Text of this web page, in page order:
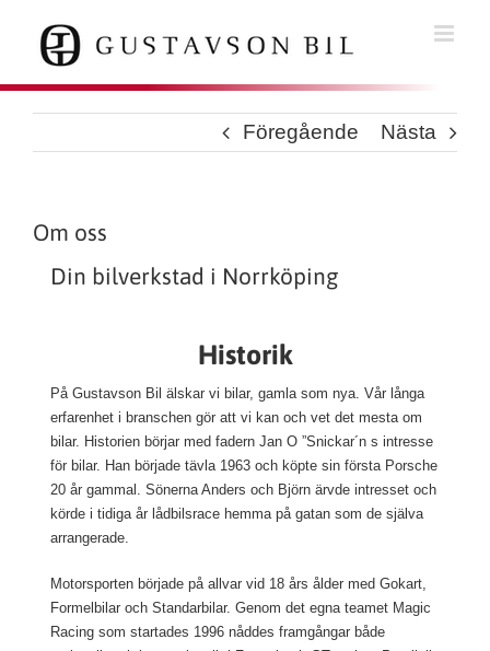
innehållet
Föregående Nästa
Om oss
Din bilverkstad i Norrköping
Historik
På Gustavson Bil älskar vi bilar, gamla som nya. Vår långa
erfarenhet i branschen gör att vi kan och vet det mesta om
bilar. Historien börjar med fadern Jan O ”Snickar´n s intresse
för bilar. Han började tävla 1963 och köpte sin första Porsche
20 år gammal. Sönerna Anders och Björn ärvde intresset och
körde i tidiga år lådbilsrace hemma på gatan som de själva
arrangerade.
Motorsporten började på allvar vid 18 års ålder med Gokart,
Formelbilar och Standarbilar. Genom det egna teamet Magic
Racing som startades 1996 nåddes framgångar både